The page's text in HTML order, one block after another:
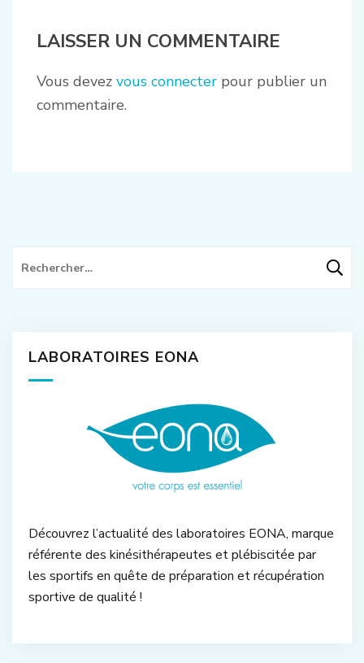
LAISSER UN COMMENTAIRE
Vous devez vous connecter pour publier un
commentaire.
Rechercher :
LABORATOIRES EONA
Découvrez l’actualité des laboratoires EONA, marque
référente des kinésithérapeutes et plébiscitée par
les sportifs en quête de préparation et récupération
sportive de qualité !